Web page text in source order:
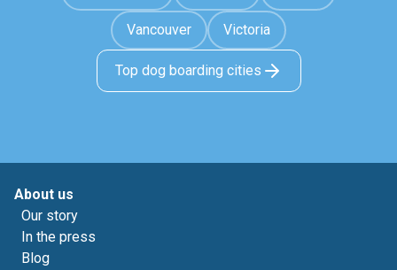
Vancouver Victoria
Top dog boarding cities
About us
Our story
In the press
Blog